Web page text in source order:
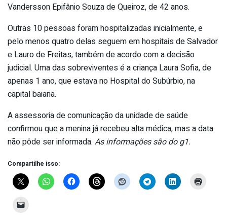
Vandersson Epifânio Souza de Queiroz, de 42 anos.
Outras 10 pessoas foram hospitalizadas inicialmente, e
pelo menos quatro delas seguem em hospitais de Salvador
e Lauro de Freitas, também de acordo com a decisão
judicial. Uma das sobreviventes é a criança Laura Sofia, de
apenas 1 ano, que estava no Hospital do Subúrbio, na
capital baiana.
A assessoria de comunicação da unidade de saúde
confirmou que a menina já recebeu alta médica, mas a data
não pôde ser informada. As informações são do g1.
Compartilhe isso: